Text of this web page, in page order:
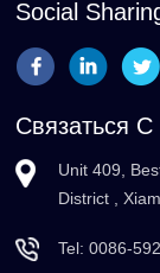
Social
Связаться
Unit 409,
District ,
Tel:0086-